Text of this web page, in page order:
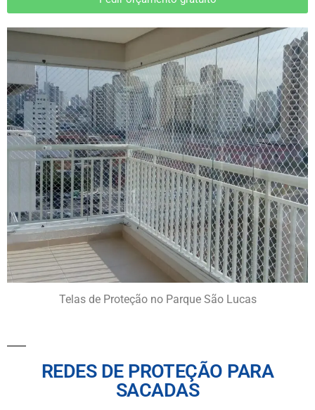
Telas de Proteção no Parque São Lucas
REDES DE PROTEÇÃO PARA
SACADAS